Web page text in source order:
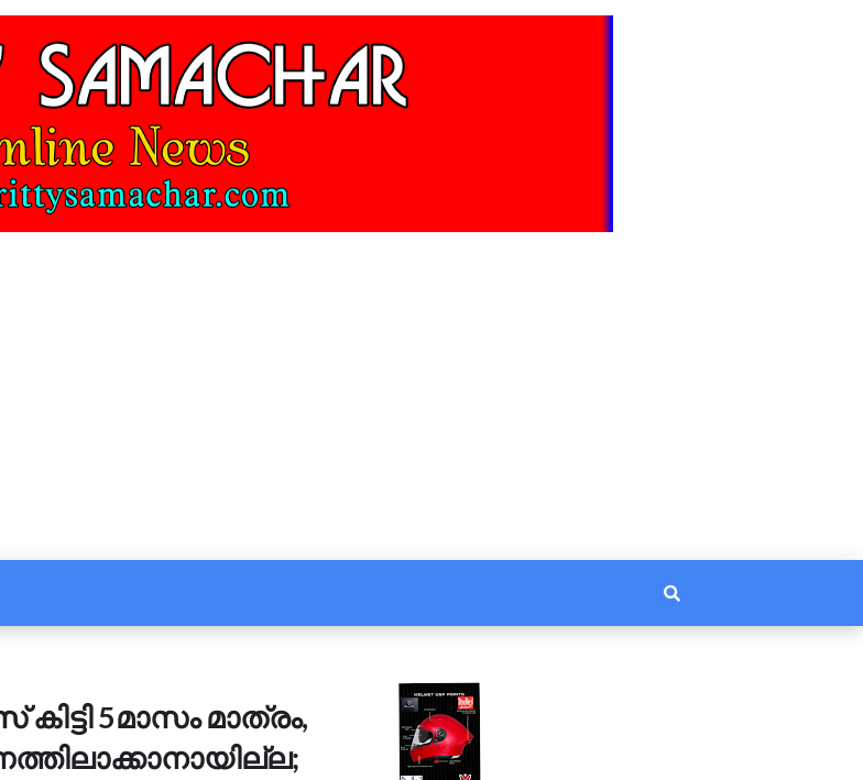
5മാസം മാത്രം,